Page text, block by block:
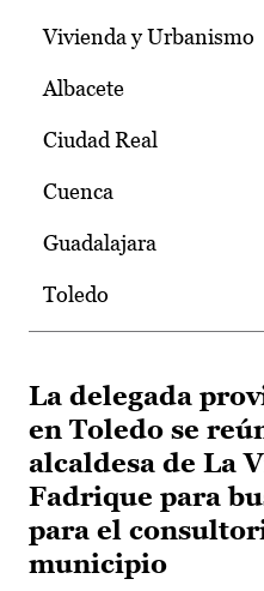
Vivienda y Urbanismo
Albacete
Ciudad Real
Cuenca
Guadalajara
Toledo
La delegada
en Toledo se
alcaldesa de La
Fadrique para
para el
municipio